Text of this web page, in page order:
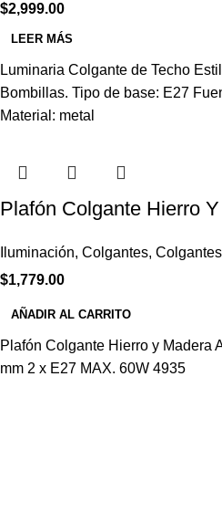
$2,999.00
LEER MÁS
Luminaria Colgante de Techo
Bombillas. Tipo de base: E27
Material: metal
Plafón Colgante Hierro
Iluminación, Colgantes,
$1,779.00
AÑADIR AL CARRITO
Plafón Colgante Hierro y Madera
mm 2 x E27 MAX. 60W 4935